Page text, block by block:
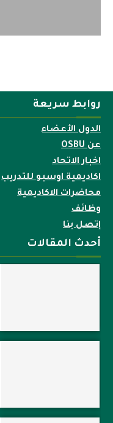
روابط سريعة
الدول الأعضاء
عن OSBU
اخبار الاتحاد
اكاديمية اوسبو للتدريب
محاضرات الاكاديمية
وظائف
إتصل بنا
أحدث المقالات